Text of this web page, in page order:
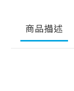
商品描述